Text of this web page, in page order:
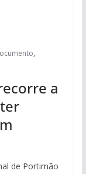
,
a
de Portimão